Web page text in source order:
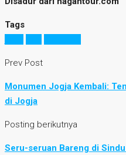
Tags
Prev Post
Monumen Jogja Kembali:
di Jogja
Posting berikutnya
Seru-seruan Bareng di